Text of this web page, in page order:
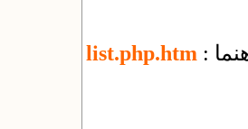
list.php.htm